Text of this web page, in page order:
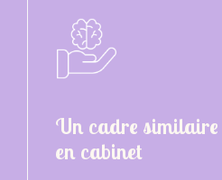
Un cadre similaire
en cabinet